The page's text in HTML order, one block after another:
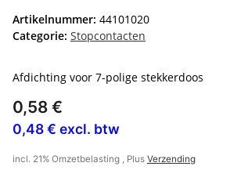
Artikelnummer: 44101020
Categorie: Stopcontacten
Afdichting voor 7-polige stekkerdoos
0,58 €
0,48 € excl. btw
incl. 21% Omzetbelasting , Plus Verzending